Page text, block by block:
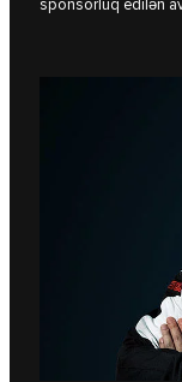
sponsorluq edilən